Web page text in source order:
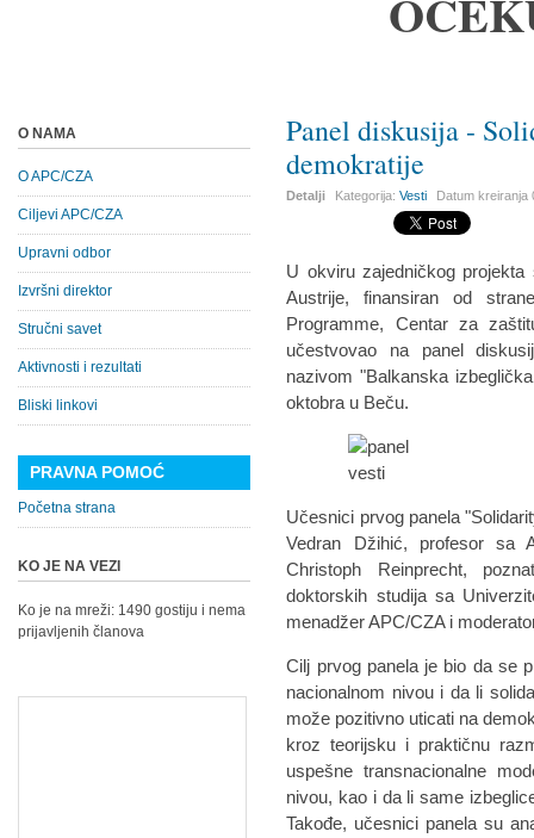
Panel diskusija -
demokratije
Detalji Kategorija:Vesti Datum kreiranja
U okviru zajedničkog
Austrije, finansiran od
Programme, Centar za
učestvovao na panel
nazivom "Balkanska
oktobra u Beču.
Učesnici prvog panela
Vedran Džihić, profesor sa
Christoph Reinprecht,
doktorskih studija sa
menadžer APC/CZA i
Cilj prvog panela je bio da se
nacionalnom nivou i da li
može pozitivno uticati na
kroz teorijsku i praktičnu
uspešne transnacionalne
nivou, kao i da li same
Takođe, učesnici panela su
O NAMA
O APC/CZA
Ciljevi APC/CZA
Upravni odbor
Izvršni direktor
Stručni savet
Aktivnosti i rezultati
Bliski linkovi
PRAVNA POMOĆ
Početna strana
KO JE NA VEZI
Ko je na mreži: 1490 gostiju i nema
prijavljenih članova